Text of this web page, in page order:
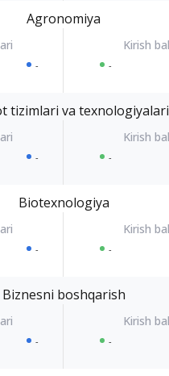
Agronomiya
- -
tizimlari va texnologiyalari
- -
Biotexnologiya
- -
Biznesni boshqarish
- -